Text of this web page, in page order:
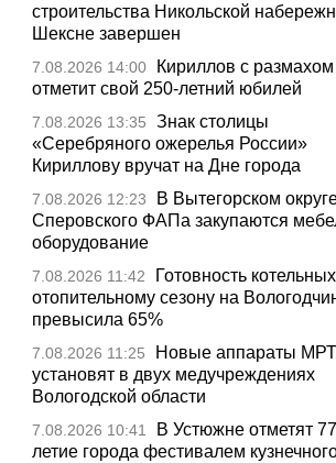
строительства Никольской
Шексне завершен
7.08.2026 14:00
Кириллов с размахом
отметит свой 250-летний юбилей
7.08.2026 13:35
Знак столицы
«Серебряного ожерелья России»
Кириллову вручат на Дне города
7.08.2026 12:23
В Вытегорском
Сперовского ФАПа закупаются
оборудование
7.08.2026 11:42
Готовность
отопительному сезону на
превысила 65%
7.08.2026 11:25
Новые аппараты МРТ
установят в двух медучреждениях
Вологодской области
7.08.2026 10:41
В Устюжне отметят
летие города фестивалем